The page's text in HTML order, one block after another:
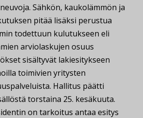
Sähkön, kaukolämmön ja
pitää lisäksi perustua
todettuun kulutukseen eli
arviolaskujen osuus
sisältyvät lakiesitykseen
toimivien yritysten
Hallitus päätti
torstaina 25. kesäkuuta.
on tarkoitus antaa esitys